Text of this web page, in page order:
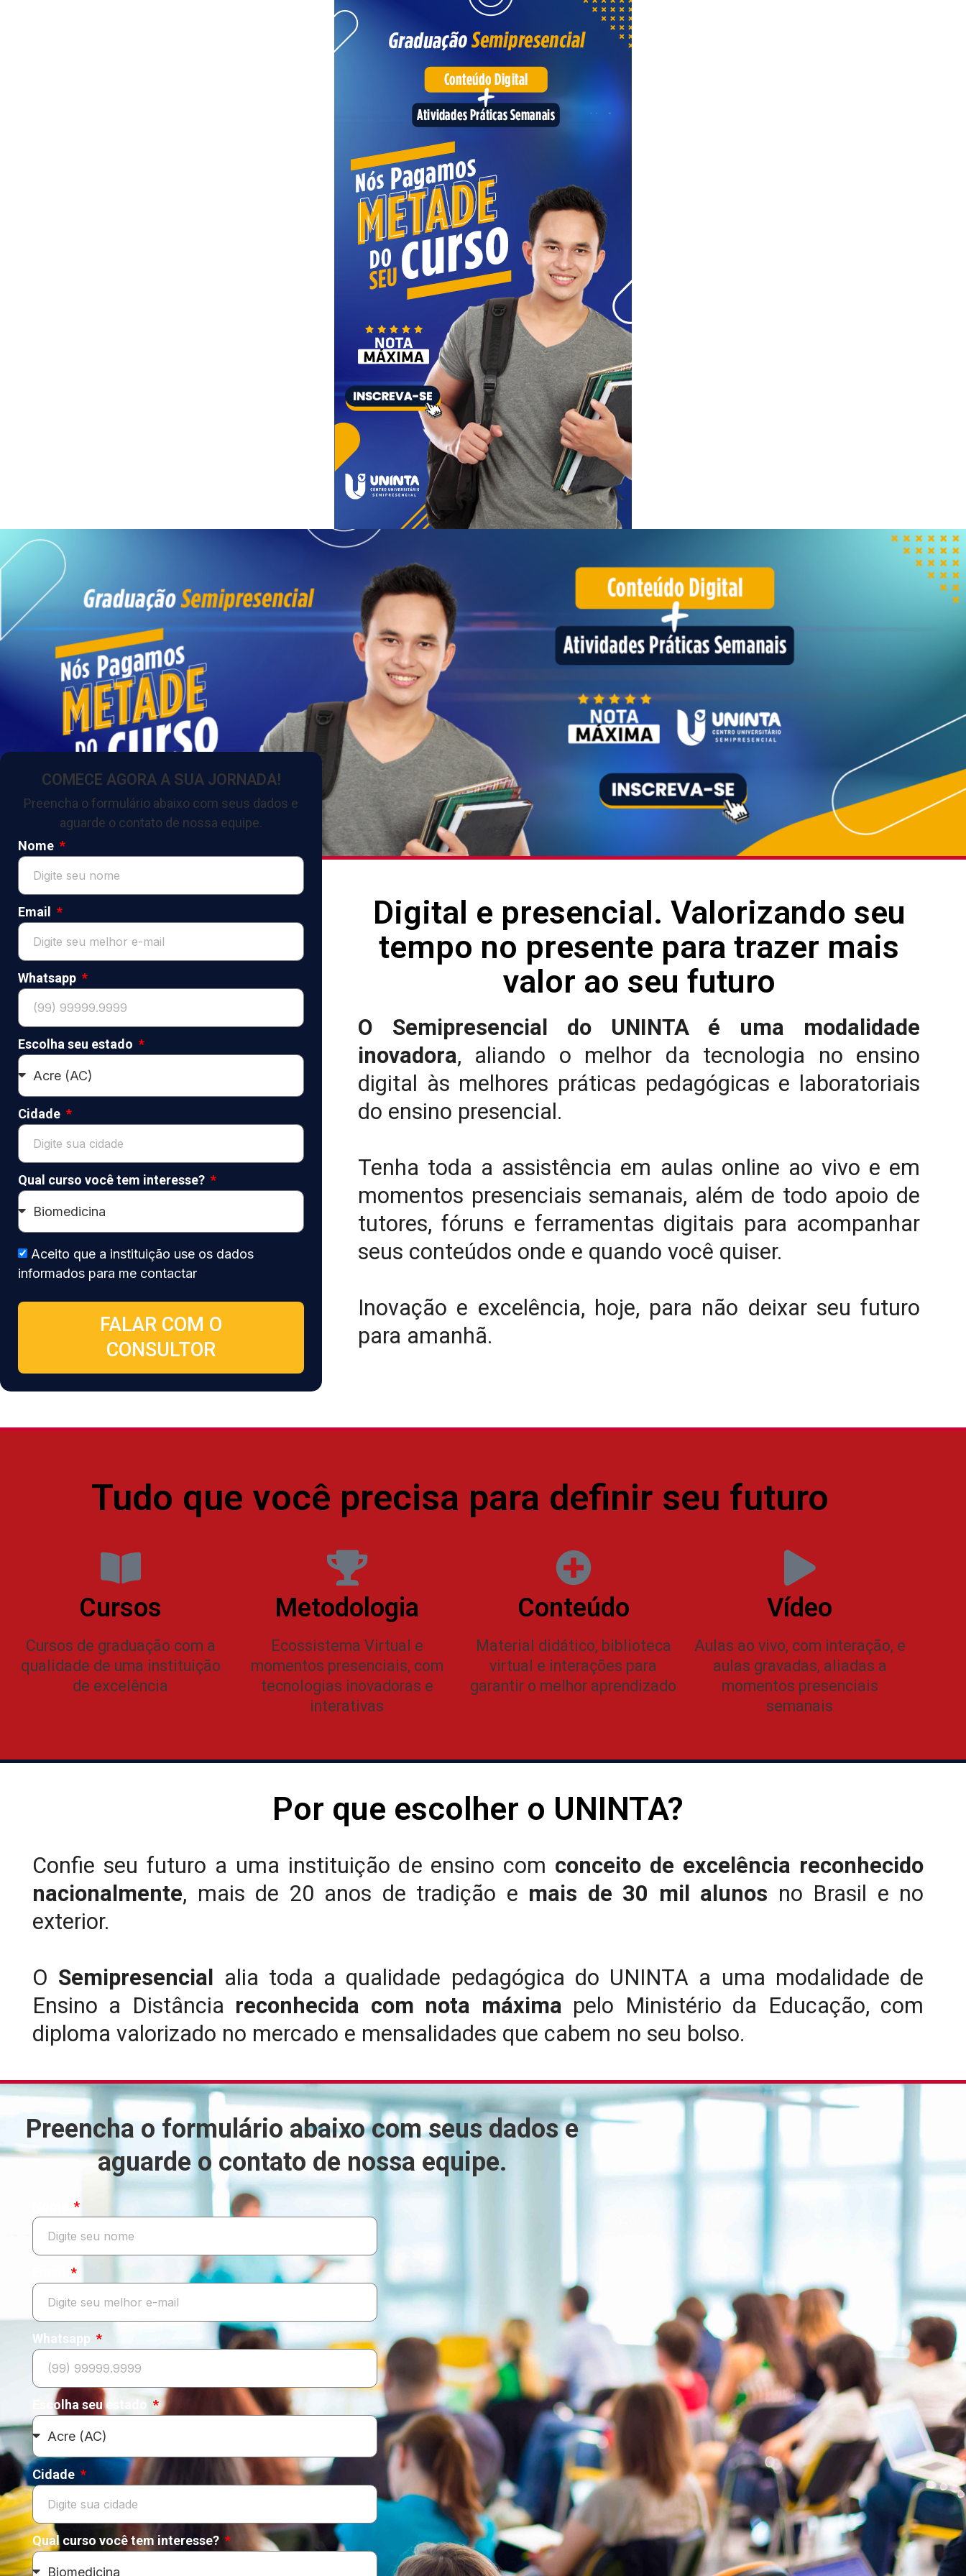
COMECE AGORA A SUA JORNADA!
Preencha o formulário abaixo com seus dados e
aguarde o contato de nossa equipe.
Nome
Email
Whatsapp
Escolha seu estado
Cidade
Qual curso você tem interesse?
Aceito que a instituição use os dados
informados para me contactar
FALAR COM O
CONSULTOR
Digital e presencial. Valorizando seu
tempo no presente para trazer mais
valor ao seu futuro
O Semipresencial do UNINTA é uma modalidade
inovadora, aliando o melhor da tecnologia no ensino
digital às melhores práticas pedagógicas e laboratoriais
do ensino presencial.
Tenha toda a assistência em aulas online ao vivo e em
momentos presenciais semanais, além de todo apoio de
tutores, fóruns e ferramentas digitais para acompanhar
seus conteúdos onde e quando você quiser.
Inovação e excelência, hoje, para não deixar seu futuro
para amanhã.
Tudo que você precisa para definir seu futuro
Cursos
Cursos de graduação com a
qualidade de uma instituição
de excelência
Metodologia
Ecossistema Virtual e
momentos presenciais, com
tecnologias inovadoras e
interativas
Conteúdo
Material didático, biblioteca
virtual e interações para
garantir o melhor aprendizado
Vídeo
Aulas ao vivo, com interação, e
aulas gravadas, aliadas a
momentos presenciais
semanais
Por que escolher o UNINTA?
Confie seu futuro a uma instituição de ensino com conceito de excelência reconhecido
nacionalmente, mais de 20 anos de tradição e mais de 30 mil alunos no Brasil e no
exterior.
O Semipresencial
alia toda a qualidade pedagógica do UNINTA a uma modalidade de
Ensino a Distância reconhecida com nota máxima pelo Ministério da Educação, com
diploma valorizado no mercado e mensalidades que cabem no seu bolso.
Preencha o formulário abaixo com seus dados e
aguarde o contato de nossa equipe.
Whatsapp
Escolha seu estado
Cidade
Qual curso você tem interesse?